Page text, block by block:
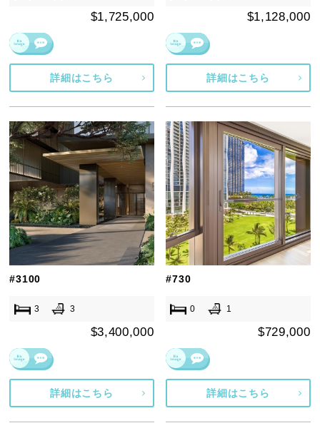
$1,725,000
詳細はこちら
$1,128,000
詳細はこちら
#3100
3 3
$3,400,000
詳細はこちら
#730
0 1
$729,000
詳細はこちら